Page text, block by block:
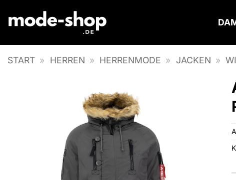
Inhalt
START » HERREN » HERRENMODE » JACKEN »